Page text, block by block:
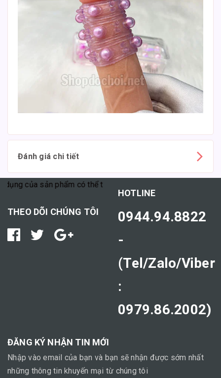
Đánh giá chi tiết
của sản phẩm có thể tùy thuộc vào cơ địa mỗi người."
THEO DÕI CHÚNG TÔI
HOTLINE
0944.94.8822
-
(Tel/Zalo/Viber
:
0979.86.2002)
ĐĂNG KÝ NHẬN TIN MỚI
Nhập vào email của bạn và bạn sẽ nhận được sớm nhất
những thông tin khuyến mại từ chúng tôi